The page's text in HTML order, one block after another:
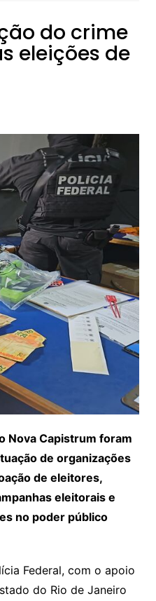
do crime
eleições de
Nova Capistrum foram
de organizações
de eleitores,
eleitorais e
no poder público
Federal, com o apoio
do Rio de Janeiro